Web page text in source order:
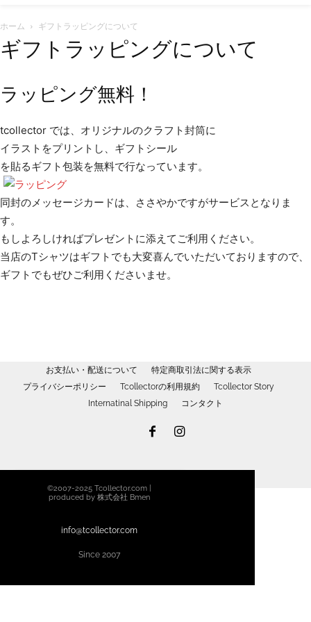
ホーム ギフトラッピングについて
ギフトラッピングについて
ラッピング無料！
tcollector では、オリジナルのクラフト封筒に
イラストをプリントし、ギフトシール
を貼るギフト包装を無料で行なっています。
同封のメッセージカードは、ささやかですがサービスとなりま
す。
もしよろしければプレゼントに添えてご利用ください。
当店のTシャツはギフトでも大変喜んでいただいておりますので、
ギフトでもぜひご利用くださいませ。
お支払い・配送について
特定商取引法に関する表示
プライバシーポリシー
Tcollectorの利用規約
Tcollector Story
Internatinal Shipping
コンタクト
©2007-2025 Tcollector.com |
produced by 株式会社 Bmen
info@tcollector.com
Since 2007